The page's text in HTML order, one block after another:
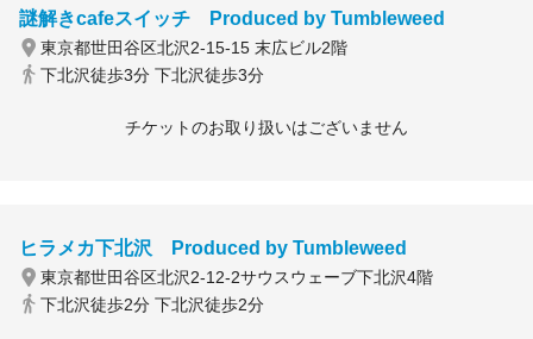
謎解きcafeスイッチ Produced by Tumbleweed
東京都世田谷区北沢2-15-15 末広ビル2階
下北沢徒歩3分 下北沢徒歩3分
チケットのお取り扱いはございません
ヒラメカ下北沢 Produced by Tumbleweed
東京都世田谷区北沢2-12-2サウスウェーブ下北沢4階
下北沢徒歩2分 下北沢徒歩2分